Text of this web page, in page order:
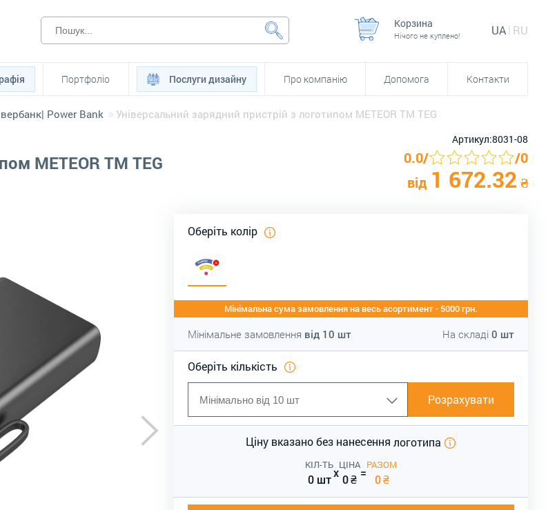
Корзина
Нічого не куплено! UA RU
Портфоліо Послуги дизайну Про компанію Допомога Контакти
Power Bank Універсальний зарядний пристрій з логотипом METEOR TM TEG
METEOR TM TEG
Артикул:8031-08
0.0/ /0
від 1 672.32 ₴
Оберіть колір
Мінімальна сума замовлення на весь асортимент - 5000 грн.
Мінімальне замовлення від 10 шт На складі 0 шт
Оберіть кількість
Розрахувати
Ціну вказано без нанесення логотипа
КІЛ-ТЬ
0 штx
ЦІНА
0₴ =
РАЗОМ
0₴